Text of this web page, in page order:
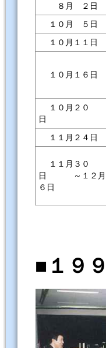
８月 ２日
１０月 ５日
１０月１１日
１０月１６日
１０月２０
日
１１月２４日
１１月３０
日 ～１２
６日
■１９